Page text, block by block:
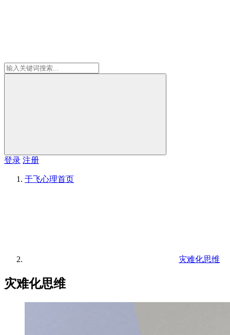
登录 注册
于飞心理首页
灾难化思维
灾难化思维